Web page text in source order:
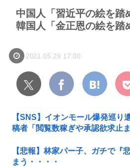
中国人「習近平の絵を踏
韓国人「金正恩の絵を踏
2021.05.29 17:00
【SNS】イオンモール爆発巡り
稿者「閲覧数稼ぎや承認欲求止
【悲報】林家パー子、ガチで『
まう・・・・